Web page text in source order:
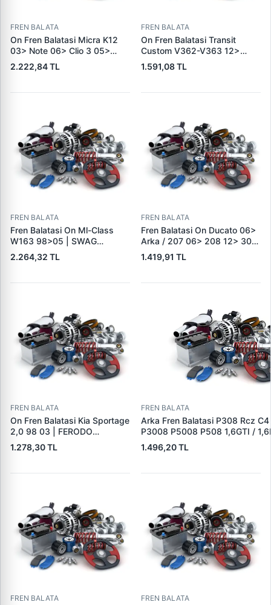
FREN BALATA
On Fren Balatasi Micra K12
03> Note 06> Clio 3 05>
Modus 04> Duster 10>
Logan 04> Dokker 12> G:116
DELPHI LP5005EV | OEM
2.222,84 TL
FREN BALATA
On Fren Balatasi Transit
Custom V362-V363 12>
(Arka Tek Teker) | SKF VKBP
80029 E | OEM BK21 2K021
1.591,08 TL
FREN BALATA
Fren Balatasi On Ml-Class
W163 98>05 | SWAG
10916410 | OEM
A1634201220
2.264,32 TL
FREN BALATA
Fren Balatasi On Ducato 06>
Arka / 207 06> 208 12> 301
12> 307 00> 1007 05> 2008
13> Partner 96> Par | FEBI
1.419,91 TL
FREN BALATA
On Fren Balatasi Kia Sportage
2,0 98 03 | FERODO
FDB1536 | OEM
0K0453323Z
1.278,30 TL
FREN BALATA
Arka Fren Balatasi P308 Rcz
P3008 P5008 P508 1,6GTI /
2,0HDI 07 / 10> | TRW
1.496,20 TL
FREN BALATA FREN BALATA